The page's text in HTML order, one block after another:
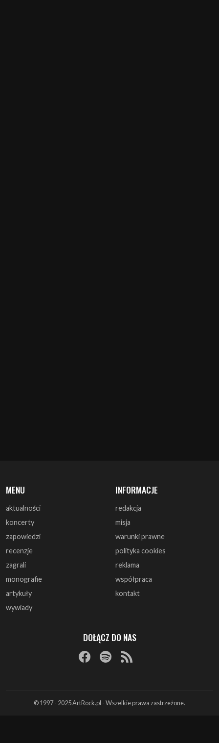
MENU
aktualności
koncerty
zapowiedzi
recenzje
zagrali
monografie
artykuły
wywiady
INFORMACJE
redakcja
misja
warunki prawne
polityka cookies
reklama
współpraca
kontakt
DOŁĄCZ DO NAS
© 1997 - 2025 ArtRock.pl - Wszelkie prawa zastrzeżone.